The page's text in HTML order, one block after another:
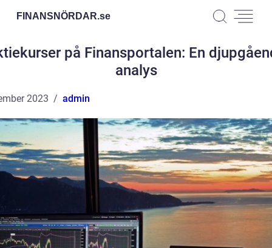
FINANSNÖRDAR.se
på Finansportalen: En
analys
2023 admin